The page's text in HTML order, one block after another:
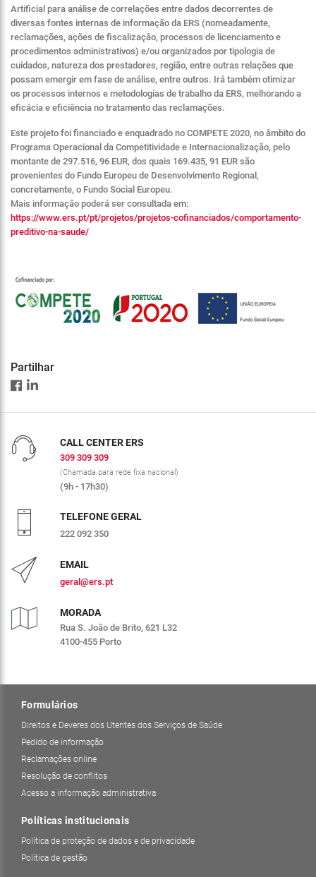
Artificial para análise de correlações entre dados decorrentes de
diversas fontes internas de informação da ERS (nomeadamente,
reclamações, ações de fiscalização, processos de licenciamento e
procedimentos administrativos) e/ou organizados por tipologia de
cuidados, natureza dos prestadores, região, entre outras relações que
possam emergir em fase de análise, entre outros. Irá também otimizar
os processos internos e metodologias de trabalho da ERS, melhorando a
eficácia e eficiência no tratamento das reclamações.
Este projeto foi financiado e enquadrado no COMPETE 2020, no âmbito do
Programa Operacional da Competitividade e Internacionalização, pelo
montante de 297.516, 96 EUR, dos quais 169.435, 91 EUR são
provenientes do Fundo Europeu de Desenvolvimento Regional,
concretamente, o Fundo Social Europeu.
Mais informação poderá ser consultada em:
https://www.ers.pt/pt/projetos/projetos-cofinanciados/comportamento-
preditivo-na-saude/
Partilhar
CALL CENTER ERS
309 309 309
(Chamada para rede fixa nacional)
(9h - 17h30)
TELEFONE GERAL
222 092 350
EMAIL
geral@ers.pt
MORADA
Rua S. João de Brito, 621 L32
4100-455 Porto
Formulários
Direitos e Deveres dos Utentes dos Serviços de Saúde
Pedido de informação
Reclamações online
Resolução de conflitos
Acesso a informação administrativa
Políticas institucionais
Política de proteção de dados e de privacidade
Política de gestão